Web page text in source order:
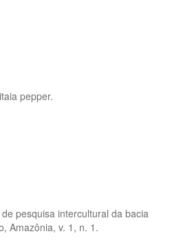
pepper.
pesquisa intercultural da bacia
Amazônia, v. 1, n. 1.